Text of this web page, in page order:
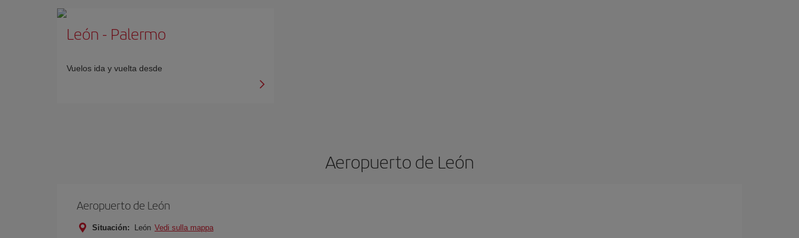
León - Palermo
Vuelos ida y vuelta desde
Aeropuerto de León
Aeropuerto de León
Situación: León Vedi sulla mappa